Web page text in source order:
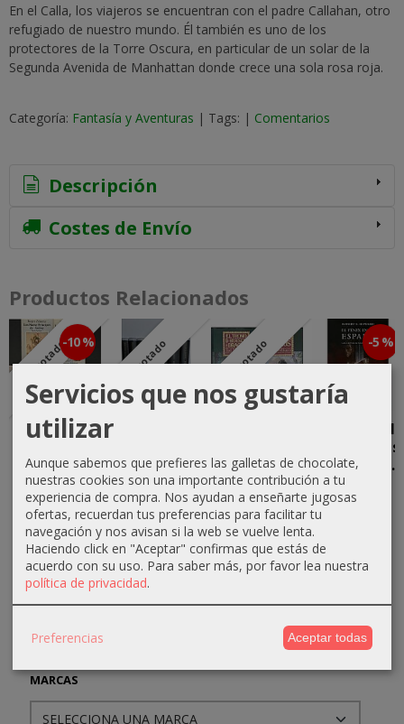
MARCAS
En el Calla, los viajeros se encuentran con el padre Callahan, otro
refugiado de nuestro mundo. Él también es uno de los
protectores de la Torre Oscura, en particular de un solar de la
Segunda Avenida de Manhattan donde crece una sola rosa roja.
Categoría: Fantasía y Aventuras | Tags: | Comentarios
Descripción
Costes de Envío
Productos Relacionados
Agotado-10 %
Pack Serie
27,00 €
30,00 €
Agotado
Geralt de
Rivia,...
150,00 €
Agotado
Añoranzas y
Pesares...
55,00 €
-5 %
El Fénix en la
Espada. Las
Crónicas...
29,45 €
Servicios que nos gustaría
utilizar
Aunque sabemos que prefieres las galletas de chocolate,
nuestras cookies son una importante contribución a tu
experiencia de compra. Nos ayudan a enseñarte jugosas
ofertas, recuerdan tus preferencias para facilitar tu
navegación y nos avisan si la web se vuelve lenta.
Haciendo click en "Aceptar" confirmas que estás de
acuerdo con su uso. Para saber más, por favor lea nuestra
política de privacidad.
Preferencias Aceptar todas